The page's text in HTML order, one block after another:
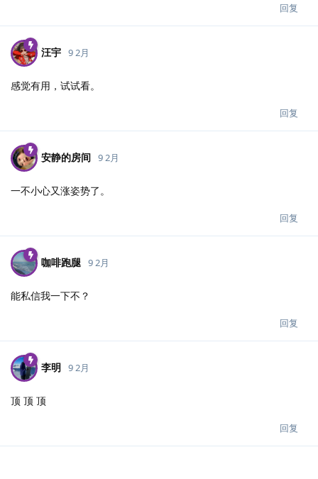
回复
汪宇 9 2月
感觉有用，试试看。
回复
安静的房间 9 2月
一不小心又涨姿势了。
回复
咖啡跑腿 9 2月
能私信我一下不？
回复
李明 9 2月
顶 顶 顶
回复